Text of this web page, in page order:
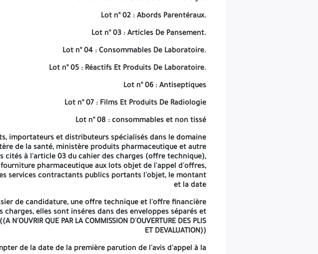
Lot n° 02 : Abords Parentéraux.
Lot n° 03 : Articles De Pansement.
Lot n° 04 : Consommables De Laboratoire.
Lot n° 05 : Réactifs Et Produits De Laboratoire.
Lot n° 06 : Antiseptiques
Lot n° 07 : Films Et Produits De Radiologie
Lot n° 08 : consommables et non tissé
importateurs et distributeurs spécialisés dans le domaine
de la santé, ministère produits pharmaceutique et autre
cités à l'article 03 du cahier des charges (offre technique),
pharmaceutique aux lots objet de l'appel d'offres,
services contractants publics portants l'objet, le montant
et la date
de candidature, une offre technique et l'offre financière
elles sont inséres dans des enveloppes séparés et
QUE PAR LA COMMISSION D'OUVERTURE DES PLIS
ET DEVALUATION))
de la date de la première parution de l'avis d'appel à la